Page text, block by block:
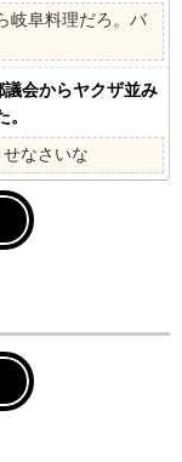
岐阜料理だろ。バ
議会からヤクザ並み
なさいな